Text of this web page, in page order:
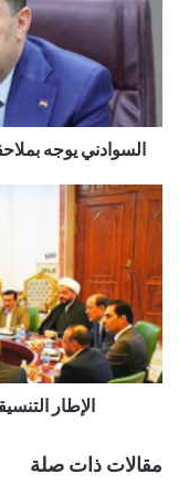
السوادني يوجه
الإطار
مقالات ذات صلة